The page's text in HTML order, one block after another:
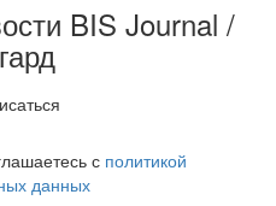
BIS Journal /
с политикой
данных